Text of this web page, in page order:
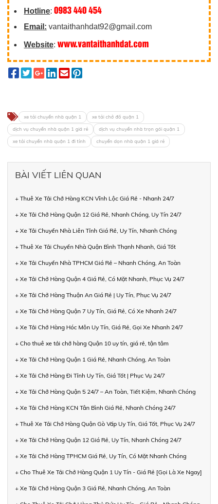
Hotline: 0983 440 454
Email: vantaithanhdat92@gmail.com
Website: www.vantaithanhdat.com
xe tải chuyển nhà quận 1
xe tải chở đồ quận 1
dịch vụ chuyển nhà quận 1 giá rẻ
dịch vụ chuyển nhà trọn gói quận 1
xe tải chuyển nhà quận 1 đi tỉnh
chuyển dọn nhà quận 1 giá rẻ
BÀI VIẾT LIÊN QUAN
+ Thuê Xe Tải Chở Hàng KCN Vĩnh Lộc Giá Rẻ - Nhanh 24/7
+ Xe Tải Chở Hàng Quận 12 Giá Rẻ, Nhanh Chóng, Uy Tín 24/7
+ Xe Tải Chuyển Nhà Liên Tỉnh Giá Rẻ, Uy Tín, Nhanh Chóng
+ Thuê Xe Tải Chuyển Nhà Quận Bình Thạnh Nhanh, Giá Tốt
+ Xe Tải Chuyển Nhà TPHCM Giá Rẻ – Nhanh Chóng, An Toàn
+ Xe Tải Chở Hàng Quận 4 Giá Rẻ, Có Mặt Nhanh, Phục Vụ 24/7
+ Xe Tải Chở Hàng Thuận An Giá Rẻ | Uy Tín, Phục Vụ 24/7
+ Xe Tải Chở Hàng Quận 7 Uy Tín, Giá Rẻ, Có Xe Nhanh 24/7
+ Xe Tải Chở Hàng Hóc Môn Uy Tín, Giá Rẻ, Gọi Xe Nhanh 24/7
+ Cho thuê xe tải chở hàng Quận 10 uy tín, giá rẻ, tận tâm
+ Xe Tải Chở Hàng Quận 1 Giá Rẻ, Nhanh Chóng, An Toàn
+ Xe Tải Chở Hàng Đi Tỉnh Uy Tín, Giá Tốt | Phục Vụ 24/7
+ Xe Tải Chở Hàng Quận 5 24/7 – An Toàn, Tiết Kiệm, Nhanh Chóng
+ Xe Tải Chở Hàng KCN Tân Bình Giá Rẻ, Nhanh Chóng 24/7
+ Thuê Xe Tải Chở Hàng Quận Gò Vấp Uy Tín, Giá Tốt, Phục Vụ 24/7
+ Xe Tải Chở Hàng Quận 12 Giá Rẻ, Uy Tín, Nhanh Chóng 24/7
+ Xe Tải Chở Hàng TPHCM Giá Rẻ, Uy Tín, Có Mặt Nhanh Chóng
+ Cho Thuê Xe Tải Chở Hàng Quận 1 Uy Tín - Giá Rẻ [Gọi Là Xe Ngay]
+ Xe Tải Chở Hàng Quận 3 Giá Rẻ, Nhanh Chóng, An Toàn